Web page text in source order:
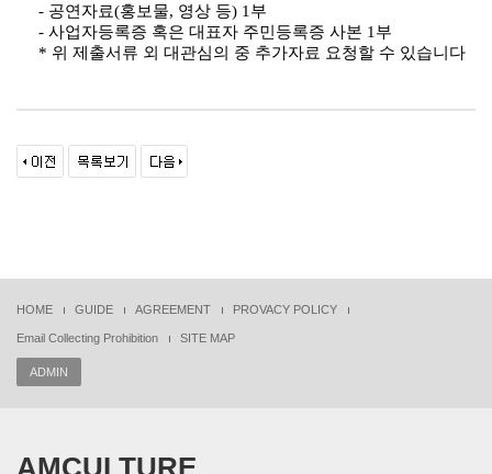
- 공연자료(홍보물, 영상 등) 1 부
- 사업자등록증 혹은 대표자 주민등록증 사본 1 부
* 위 제출서류 외 대관심의 중 추가자료 요청할 수 있습니다
HOME GUIDE AGREEMENT PROVACY POLICY
Email Collecting Prohibition SITE MAP
ADMIN
AMCULTURE